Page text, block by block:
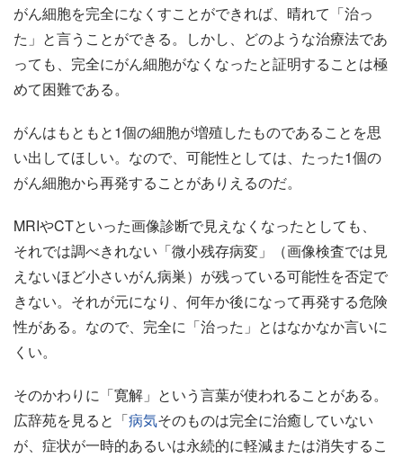
がん細胞を完全になくすことができれば、晴れて「治っ
た」と言うことができる。しかし、どのような治療法であ
っても、完全にがん細胞がなくなったと証明することは極
めて困難である。
がんはもともと1個の細胞が増殖したものであることを思
い出してほしい。なので、可能性としては、たった1個の
がん細胞から再発することがありえるのだ。
MRIやCTといった画像診断で見えなくなったとしても、
それでは調べきれない「微小残存病変」（画像検査では見
えないほど小さいがん病巣）が残っている可能性を否定で
きない。それが元になり、何年か後になって再発する危険
性がある。なので、完全に「治った」とはなかなか言いに
くい。
そのかわりに「寛解」という言葉が使われることがある。
広辞苑を見ると「病気そのものは完全に治癒していない
が、症状が一時的あるいは永続的に軽減または消失するこ